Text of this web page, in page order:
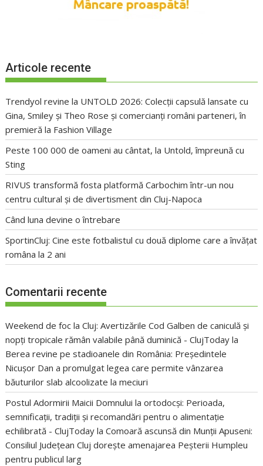
Articole recente
Trendyol revine la UNTOLD 2026: Colecții capsulă lansate cu
Gina, Smiley și Theo Rose și comercianți români parteneri, în
premieră la Fashion Village
Peste 100 000 de oameni au cântat, la Untold, împreună cu
Sting
RIVUS transformă fosta platformă Carbochim într-un nou
centru cultural și de divertisment din Cluj-Napoca
Când luna devine o întrebare
SportinCluj: Cine este fotbalistul cu două diplome care a învățat
româna la 2 ani
Comentarii recente
Weekend de foc la Cluj: Avertizările Cod Galben de caniculă și
nopți tropicale rămân valabile până duminică - ClujToday la
Berea revine pe stadioanele din România: Președintele
Nicușor Dan a promulgat legea care permite vânzarea
băuturilor slab alcoolizate la meciuri
Postul Adormirii Maicii Domnului la ortodocși: Perioada,
semnificații, tradiții și recomandări pentru o alimentație
echilibrată - ClujToday laComoară ascunsă din Munții Apuseni:
Consiliul Județean Cluj dorește amenajarea Peșterii Humpleu
pentru publicul larg